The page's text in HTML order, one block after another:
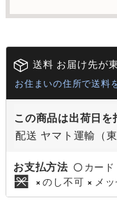
送料 お届け先が
お住まいの住所で送料
この商品は出荷日を
配送 ヤマト運輸（東
お支払方法 〇 カード
× のし不可 × メ